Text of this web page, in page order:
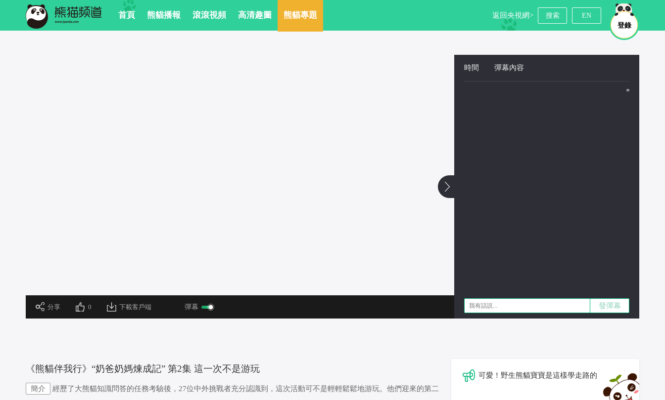
首頁 熊貓播報 滾滾視頻 高清趣圖 熊貓專題
登錄
返回央視網> 搜索 EN
分享 0 下載客戶端 彈幕
時間 彈幕內容
發彈幕
《熊貓伴我行》“奶爸奶媽煉成記” 第2集 這一次不是游玩
簡介
經歷了大熊貓知識問答的任務考驗後，27位中外挑戰者充分認識到，這次活動可不是輕輕鬆鬆地游玩。他們迎來的第二
可愛！野生熊貓寶寶是這樣學走路的